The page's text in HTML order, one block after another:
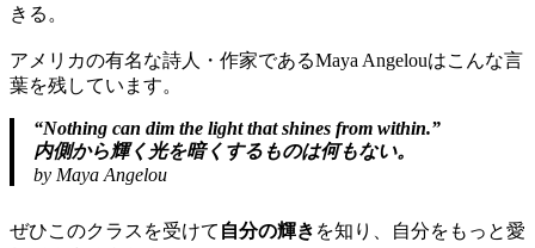
きる。
アメリカの有名な詩人・作家であるMaya Angelouはこんな言
葉を残しています。
“Nothing can dim the light that shines from within.”
内側から輝く光を暗くするものは何もない。
by Maya Angelou
ぜひこのクラスを受けて 自分の輝き を知り、自分をもっと愛